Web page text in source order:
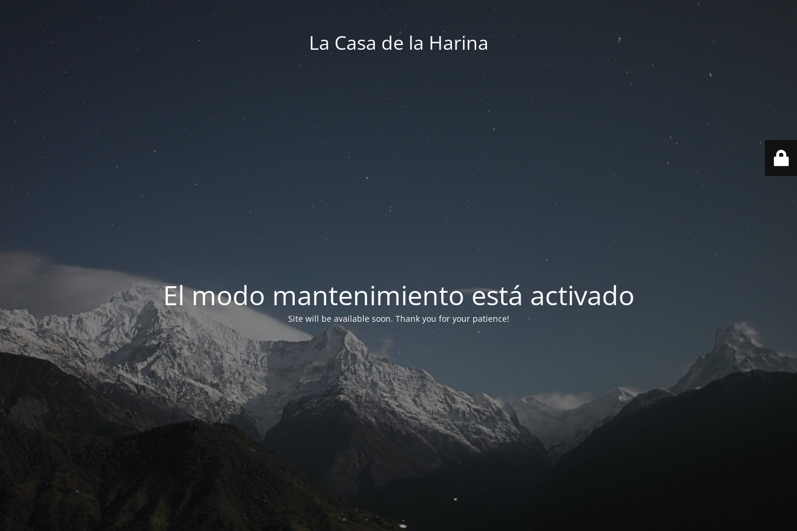
La Casa de la Harina
El modo mantenimiento está activado
Site will be available soon. Thank you for your patience!